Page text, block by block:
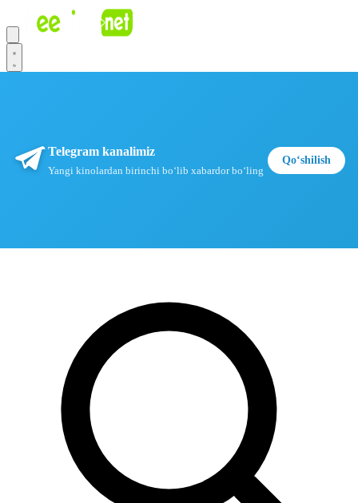
Telegram kanalimiz
Yangi kinolardan birinchi boʻlib xabardor boʻling
Qoʻshilish